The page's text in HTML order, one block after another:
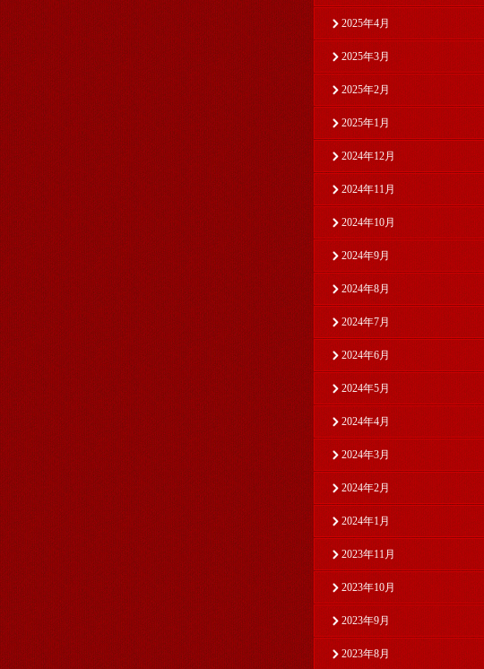
2025年4月
2025年3月
2025年2月
2025年1月
2024年12月
2024年11月
2024年10月
2024年9月
2024年8月
2024年7月
2024年6月
2024年5月
2024年4月
2024年3月
2024年2月
2024年1月
2023年11月
2023年10月
2023年9月
2023年8月